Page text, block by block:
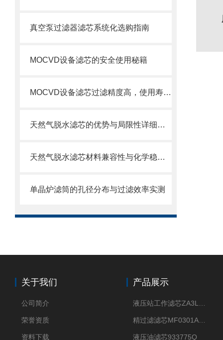
真空泵过滤器滤芯系统化选购指南
MOCVD设备滤芯的安全使用秘籍
MOCVD设备滤芯过滤精度高，使用寿命长
天然气脱水滤芯的优势与局限性详细分析
天然气脱水滤芯材料兼容性与化学稳定性
单晶炉滤筒的孔径分布与过滤效率实测
关于我们
公司简介
荣誉资质
资料下载
产品展示
液压油滤芯933775Q